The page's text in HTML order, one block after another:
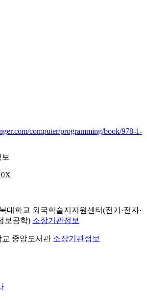
computer/programming/book/978-1-
대학교 외국학술지지원센터(전기·전자·
보공학) 소장기관정보
교 중앙도서관 소장기관정보